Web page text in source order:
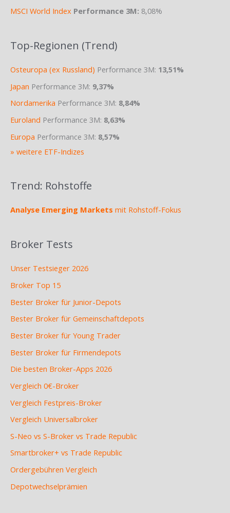
MSCI World Index Performance 3M: 8,08%
Top-Regionen (Trend)
Osteuropa (ex Russland) Performance 3M: 13,51%
Japan Performance 3M: 9,37%
Nordamerika Performance 3M: 8,84%
Euroland Performance 3M: 8,63%
Europa Performance 3M: 8,57%
» weitere ETF-Indizes
Trend: Rohstoffe
Analyse Emerging Markets mit Rohstoff-Fokus
Broker Tests
Unser Testsieger 2026
Broker Top 15
Bester Broker für Junior-Depots
Bester Broker für Gemeinschaftdepots
Bester Broker für Young Trader
Bester Broker für Firmendepots
Die besten Broker-Apps 2026
Vergleich 0€-Broker
Vergleich Festpreis-Broker
Vergleich Universalbroker
S-Neo vs S-Broker vs Trade Republic
Smartbroker+ vs Trade Republic
Ordergebühren Vergleich
Depotwechselprämien